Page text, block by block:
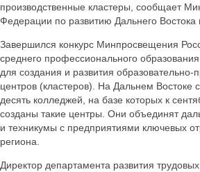
производственные кластеры, сообщает
Федерации по развитию Дальнего Востока
Завершился конкурс Минпросвещения
среднего профессионального
для создания и развития образовательно-
центров (кластеров). На Дальнем Востоке
десять колледжей, на базе которых к
созданы такие центры. Они объединят
и техникумы с предприятиями ключевых
региона.
Директор департамента развития